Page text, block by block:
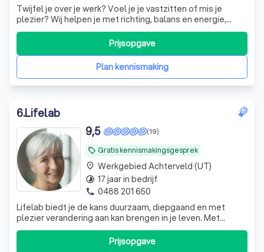
Twijfel je over je werk? Voel je je vastzitten of mis je
plezier? Wij helpen je met richting, balans en energie,
zodat je loopbaan weer past bij wie je bent en wat je wilt.
Zodat werk energie geeft.
Plan kennismaking
Prijsopgave
6.Lifelab
local_offer Gratis kennismakingsgesprek
(19)
9,5
Lifelab biedt je de kans duurzaam, diepgaand en met
plezier verandering aan kan brengen in je leven. Met
individuele coaching en training heb je de tools in handen
die je levenslang kunt gebruiken.
Prijsopgave
place Werkgebied Achterveld (UT)
timelapse 17 jaar in bedrijf
phone 0488 201 650